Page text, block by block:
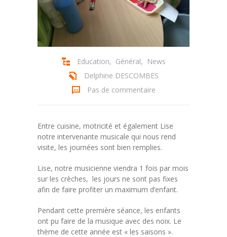
Tarifications
Pré-inscription
-- Pré-inscription aux crèches
Education, Général, News
Delphine DESCOMBES
Pas de commentaire
Entre cuisine, motricité et également Lise
notre intervenante musicale qui nous rend
visite, les journées sont bien remplies.
Lise, notre musicienne viendra 1 fois par mois
sur les crèches, les jours ne sont pas fixes
afin de faire profiter un maximum d’enfant.
Pendant cette première séance, les enfants
ont pu faire de la musique avec des noix. Le
thème de cette année est « les saisons ».